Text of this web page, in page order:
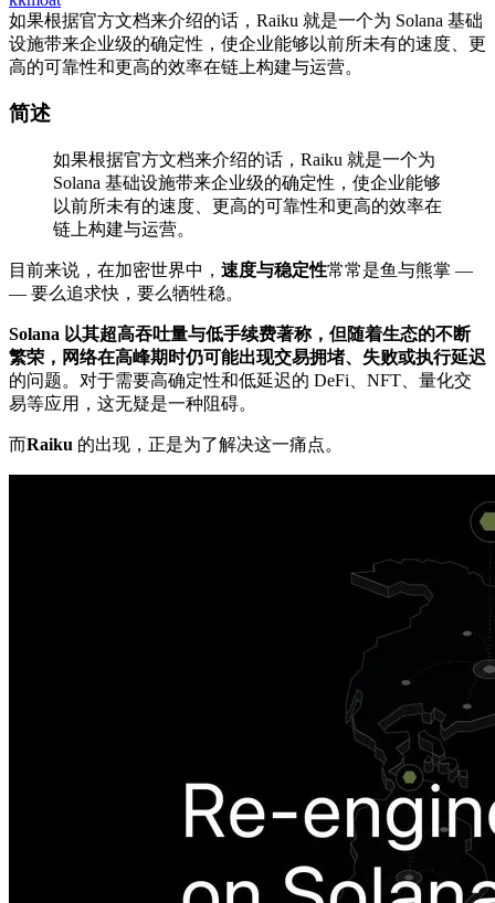
如果根据官方文档来介绍的话，Raiku 就是一个为 Solana 基础
设施带来企业级的确定性，使企业能够以前所未有的速度、更
高的可靠性和更高的效率在链上构建与运营。
简述
如果根据官方文档来介绍的话，Raiku 就是一个为
Solana 基础设施带来企业级的确定性，使企业能够
以前所未有的速度、更高的可靠性和更高的效率在
链上构建与运营。
目前来说，在加密世界中， 速度与稳定性常常是鱼与熊掌 —
— 要么追求快，要么牺牲稳。
Solana 以其超高吞吐量与低手续费著称，但随着生态的不断
繁荣，网络在高峰期时仍可能出现交易拥堵、失败或执行延迟
的问题。对于需要高确定性和低延迟的 DeFi、NFT、量化交
易等应用，这无疑是一种阻碍。
而Raiku 的出现，正是为了解决这一痛点。